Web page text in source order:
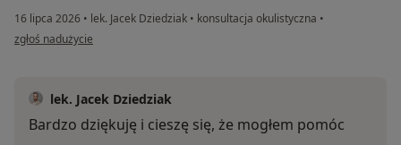
16 lipca 2026 • lek. Jacek Dziedziak • konsultacja okulistyczna •
w opinii użytkownika R
zgłoś nadużycie
lek. Jacek Dziedziak
Bardzo dziękuję i cieszę się, że mogłem pomóc